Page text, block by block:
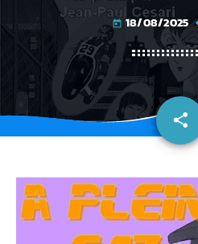
today 18/08/2025
share
email